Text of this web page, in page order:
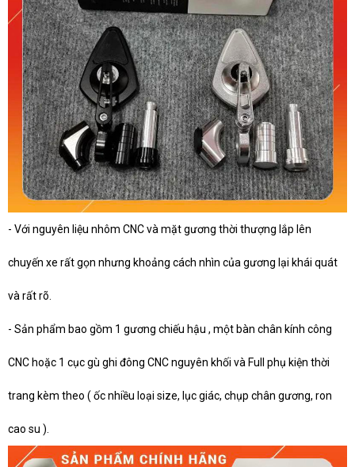
- Với nguyên liệu nhôm CNC và mặt gương thời thượng lắp lên
chuyến xe rất gọn nhưng khoảng cách nhìn của gương lại khái quát
và rất rõ.
- Sản phẩm bao gồm 1 gương chiếu hậu , một bàn chân kính công
CNC hoặc 1 cục gù ghi đông CNC nguyên khối và Full phụ kiện thời
trang kèm theo ( ốc nhiều loại size, lục giác, chụp chân gương, ron
cao su ).